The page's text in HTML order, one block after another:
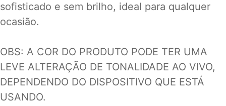
sofisticado e sem brilho, ideal para qualquer
ocasião.
OBS: A COR DO PRODUTO PODE TER UMA
LEVE ALTERAÇÃO DE TONALIDADE AO VIVO,
DEPENDENDO DO DISPOSITIVO QUE ESTÁ
USANDO.